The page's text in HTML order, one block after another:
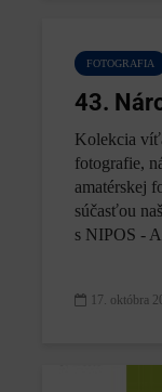
FOTOGRAFIA
43.
Kolekcia
fotografie,
amatérskej
súčasťou
s NIPOS -
17. októbra